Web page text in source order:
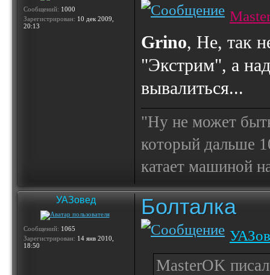
Сообщений: 1000
Зарегистрирован: 10 дек 2009,
20:13
Grino, Не, так
"Экстрим", а
вывалиться...
"Ну не может
который дальше
катает машиной
УАЗовед
Сообщений: 1065
Зарегистрирован: 14 янв 2010,
18:50
Болталка
MasterOK